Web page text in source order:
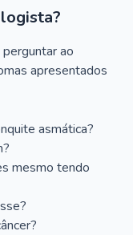
ao
apresentados
asmática?
mesmo tendo